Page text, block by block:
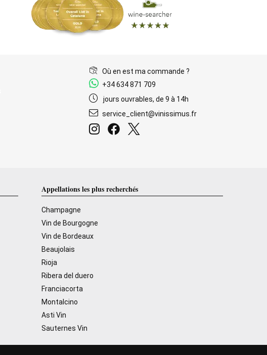
Où en est ma commande ?
+34 634 871 709
jours ouvrables, de 9 à 14h
service_client@vinissimus.fr
Appellations les plus recherchés
Champagne
Vin de Bourgogne
Vin de Bordeaux
Beaujolais
Rioja
Ribera del duero
Franciacorta
Montalcino
Asti Vin
Sauternes Vin